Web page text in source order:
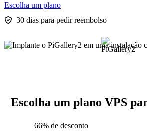
Escolha um plano
30 dias para pedir reembolso
Escolha um plano VPS
66% de desconto